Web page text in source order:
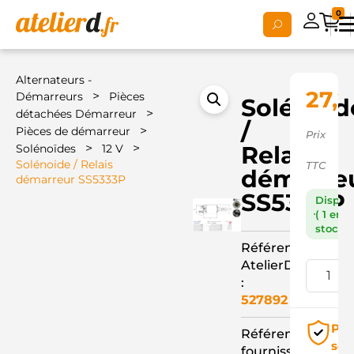
0
Alternateurs -
Démarreurs
>
Pièces
détachées Démarreur
>
Pièces de démarreur >
Solénoïdes > 12 V >
Solénoide / Relais
démarreur SS5333P
/
Relais
SS5333P
Référence
AtelierD
:
527892
Référence
Prix
TTC
( 1 en
stock )